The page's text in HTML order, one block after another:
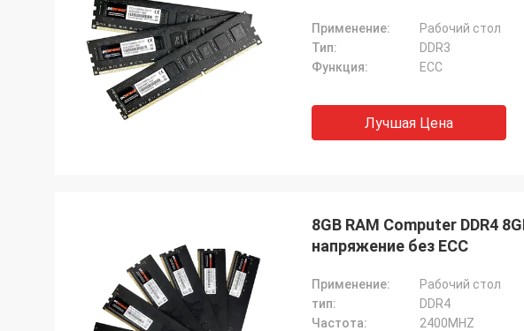
Применение:
Рабочий стол
Тип:
DDR3
Функция:
ECC
Лучшая Цена
8GB RAM Computer DDR4
напряжение без ECC
Применение:
Рабочий стол
тип:
DDR4
Частота:
2400MHZ